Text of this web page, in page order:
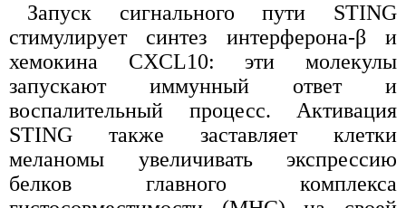
Запуск сигнального пути STING
стимулирует синтез интерферона-β и
хемокина CXCL10: эти молекулы
запускают иммунный ответ и
воспалительный процесс. Активация
STING также заставляет клетки
меланомы увеличивать экспрессию
белков главного комплекса